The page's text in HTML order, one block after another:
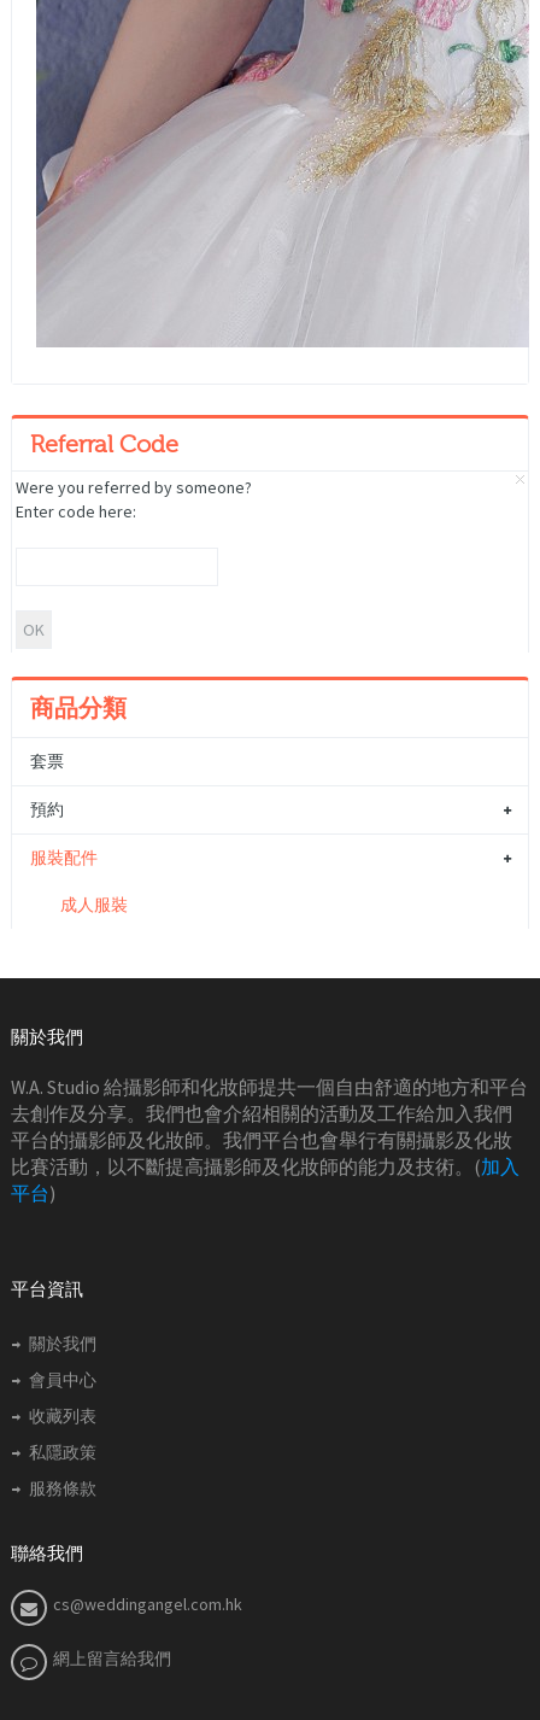
Referral Code
Were you referred by someone?
Enter code here:
商品分類
套票
預約
服裝配件
成人服裝
關於我們
W.A. Studio 給攝影師和化妝師提共一個自由舒適的地方和平台
去創作及分享。我們也會介紹相關的活動及工作給加入我們
平台的攝影師及化妝師。我們平台也會舉行有關攝影及化妝
比賽活動，以不斷提高攝影師及化妝師的能力及技術。(加入
平台)
平台資訊
關於我們
會員中心
收藏列表
私隱政策
服務條款
聯絡我們
cs@weddingangel.com.hk
網上留言給我們